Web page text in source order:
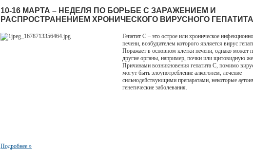
10-16 МАРТА – НЕДЕЛЯ ПО БОРЬБЕ С ЗАРАЖЕНИЕМ И
РАСПРОСТРАНЕНИЕМ ХРОНИЧЕСКОГО ВИРУСНОГО
Гепатит С – это острое или хроническое
печени, возбудителем которого является вирус
Поражает в основном клетки печени, однако может
другие органы, например, почки или щитовидную
Причинами возникновения гепатита С, помимо
могут быть злоупотребление алкоголем, лечение
сильнодействующими препаратами, некоторые
генетические заболевания.
Подробнее »